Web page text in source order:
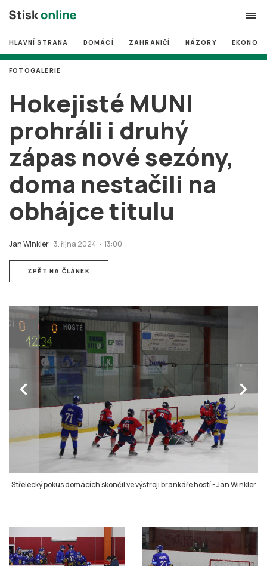
search
# MUNI
# Brno
# volby
login PŘIHLÁSIT SE
Zapomněli jste heslo?
HLAVNÍ STRANA DOMÁCÍ ZAHRANIČÍ NÁZORY
Hokejisté MUNI
prohráli i druhý
zápas nové sezóny,
doma nestačili na
obhájce titulu
Jan Winkler 3. října 2024 • 13:00
FOTOGALERIE
ZPĚT NA ČLÁNEK
chevron_left chevron_right
Střelecký pokus domácích skončil ve výstroji brankáře hostí-Jan Winkler